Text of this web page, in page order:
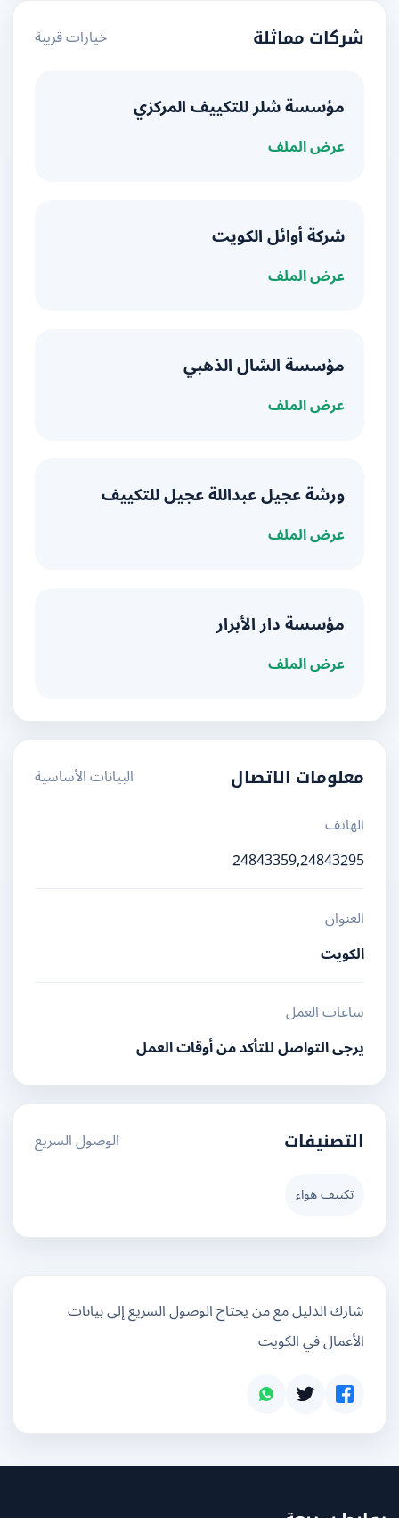
شركات مماثلة خيارات قريبة
مؤسسة شلر للتكييف المركزي
عرض الملف
شركة أوائل الكويت
عرض الملف
مؤسسة الشال الذهبي
عرض الملف
ورشة عجيل عبداللة عجيل للتكييف
عرض الملف
مؤسسة دار الأبرار
عرض الملف
معلومات الاتصال
البيانات الأساسية
الهاتف
24843359,24843295
العنوان
الكويت
ساعات العمل
يرجى التواصل للتأكد من أوقات العمل
التصنيفات الوصول السريع
تكييف هواء
شارك الدليل مع من يحتاج الوصول السريع إلى بيانات
الأعمال في الكويت